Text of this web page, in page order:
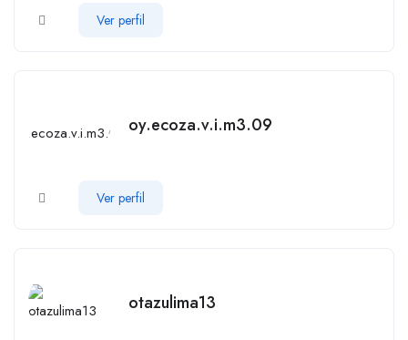
Ver perfil
oy.ecoza.v.i.m3.09
Ver perfil
otazulima13